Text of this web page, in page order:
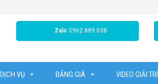
Zalo 0962 889 038
DỊCH VỤ BẢNG GIÁ VIDEO GIẢI TRÍ